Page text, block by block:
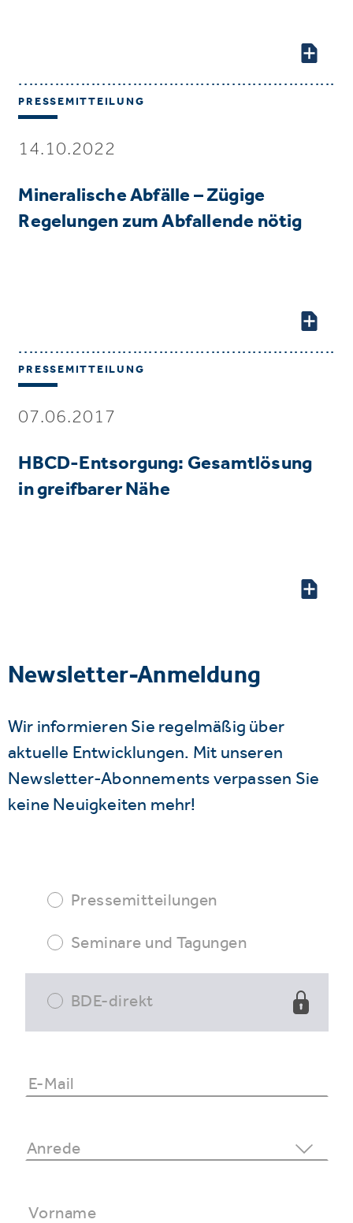
PRESSEMITTEILUNG
14.10.2022
Mineralische Abfälle – Zügige
Regelungen zum Abfallende nötig
PRESSEMITTEILUNG
07.06.2017
HBCD-Entsorgung: Gesamtlösung
in greifbarer Nähe
Newsletter-Anmeldung
Wir informieren Sie regelmäßig über
aktuelle Entwicklungen. Mit unseren
Newsletter-Abonnements verpassen Sie
keine Neuigkeiten mehr!
Pressemitteilungen
Seminare und Tagungen
BDE-direkt